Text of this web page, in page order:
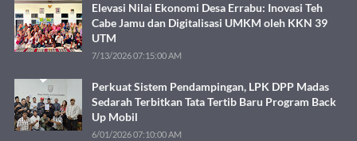
Elevasi Nilai Ekonomi Desa Errabu: Inovasi Teh
Cabe Jamu dan Digitalisasi UMKM oleh KKN 39
UTM
7/13/2026 07:15:00 AM
Perkuat Sistem Pendampingan, LPK DPP Madas
Sedarah Terbitkan Tata Tertib Baru Program Back
Up Mobil
6/01/2026 07:10:00 AM